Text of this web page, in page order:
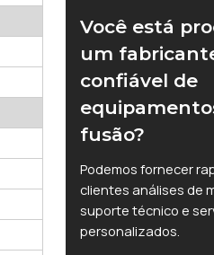
Você está
um
confiável de
fusão?
Podemos fornecer
clientes análises de
suporte técnico e
personalizados.